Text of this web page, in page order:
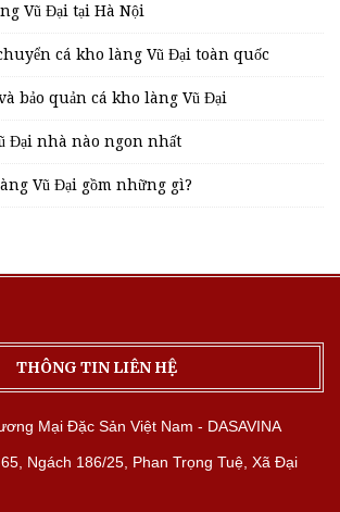
Vũ Đại tại Hà Nội
cá kho làng Vũ Đại toàn quốc
bảo quản cá kho làng Vũ Đại
Đại nhà nào ngon nhất
Vũ Đại gồm những gì?
THÔNG TIN LIÊN HỆ
Mại Đặc Sản Việt Nam - DASAVINA
65, Ngách 186/25, Phan Trọng Tuệ, Xã Đại